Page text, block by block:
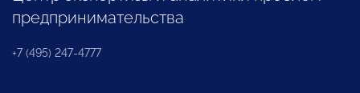
предпринимательства
+7 (495) 247-4777